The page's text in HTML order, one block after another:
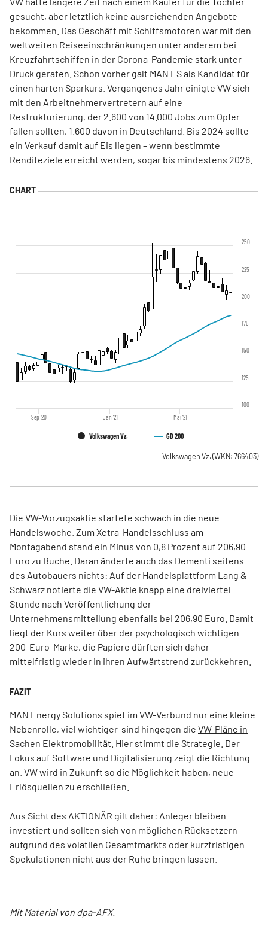
gesucht, aber letztlich keine ausreichenden Angebote
bekommen. Das Geschäft mit Schiffsmotoren war mit den
weltweiten Reiseeinschränkungen unter anderem bei
Kreuzfahrtschiffen in der Corona-Pandemie stark unter
Druck geraten. Schon vorher galt MAN ES als Kandidat für
einen harten Sparkurs. Vergangenes Jahr einigte VW sich
mit den Arbeitnehmervertretern auf eine
Restrukturierung, der 2.600 von 14.000 Jobs zum Opfer
fallen sollten, 1.600 davon in Deutschland. Bis 2024 sollte
ein Verkauf damit auf Eis liegen – wenn bestimmte
Renditeziele erreicht werden, sogar bis mindestens 2026.
Volkswagen Vz. GD 200
Jan '21
Sep '20 Mai '21
100
125
150
175
200
225
250
Volkswagen Vz.(WKN: 766403)
Die VW-Vorzugsaktie startete schwach in die neue
Handelswoche. Zum Xetra-Handelsschluss am
Montagabend stand ein Minus von 0,8 Prozent auf 206,90
Euro zu Buche. Daran änderte auch das Dementi seitens
des Autobauers nichts: Auf der Handelsplattform Lang &
Schwarz notierte die VW-Aktie knapp eine dreiviertel
Stunde nach Veröffentlichung der
Unternehmensmitteilung ebenfalls bei 206,90 Euro. Damit
liegt der Kurs weiter über der psychologisch wichtigen
200-Euro-Marke, die Papiere dürften sich daher
mittelfristig wieder in ihren Aufwärtstrend zurückkehren.
MAN Energy Solutions spiet im VW-Verbund nur eine kleine
Nebenrolle, viel wichtiger sind hingegen die VW-Pläne in
Sachen Elektromobilität . Hier stimmt die Strategie. Der
Fokus auf Software und Digitalisierung zeigt die Richtung
an. VW wird in Zukunft so die Möglichkeit haben, neue
Erlösquellen zu erschließen.
Aus Sicht des AKTIONÄR gilt daher: Anleger bleiben
investiert und sollten sich von möglichen Rücksetzern
aufgrund des volatilen Gesamtmarkts oder kurzfristigen
Spekulationen nicht aus der Ruhe bringen lassen.
Mit Material von dpa-AFX.